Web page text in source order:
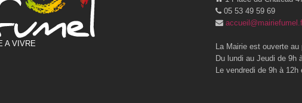
A VIVRE
05 53 49 59 69
La Mairie est ouverte
Du lundi au Jeudi de 9h
Le vendredi de 9h à